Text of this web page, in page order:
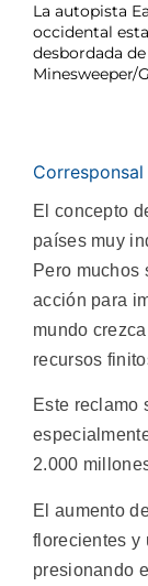
La autopista
occidental
desbordada
Minesweeper/
Corresponsal
El concepto
países muy
Pero muchos
acción para
mundo
recursos
Este reclamo
2.000
El aumento
florecientes y
presionando